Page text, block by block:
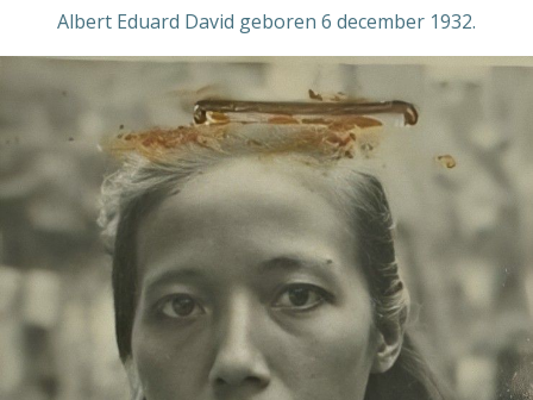
Albert Eduard David geboren 6 december 1932.